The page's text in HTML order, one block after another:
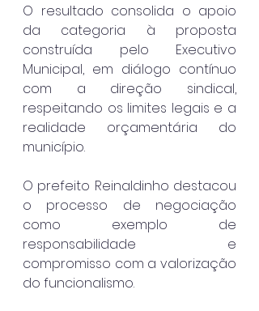
O resultado consolida o apoio
da categoria à proposta
construída pelo Executivo
Municipal, em diálogo contínuo
com a direção sindical,
respeitando os limites legais e a
realidade orçamentária do
município.
O prefeito Reinaldinho destacou
o processo de negociação
como exemplo de
responsabilidade e
compromisso com a valorização
do funcionalismo.